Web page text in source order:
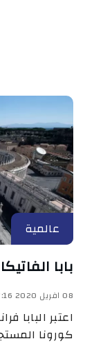
عالمية
بابا
08 افريل 2020 17:16
اعتبر البابا
كورونا